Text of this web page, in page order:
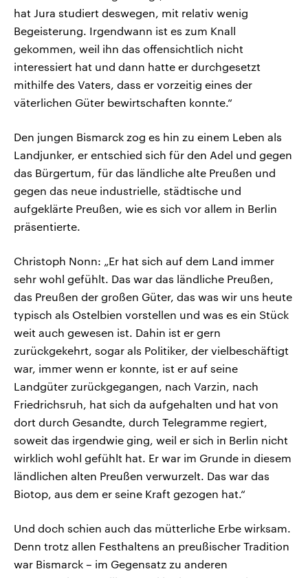
hat Jura studiert deswegen, mit relativ wenig
Begeisterung. Irgendwann ist es zum Knall
gekommen, weil ihn das offensichtlich nicht
interessiert hat und dann hatte er durchgesetzt
mithilfe des Vaters, dass er vorzeitig eines der
väterlichen Güter bewirtschaften konnte.“
Den jungen Bismarck zog es hin zu einem Leben als
Landjunker, er entschied sich für den Adel und gegen
das Bürgertum, für das ländliche alte Preußen und
gegen das neue industrielle, städtische und
aufgeklärte Preußen, wie es sich vor allem in Berlin
präsentierte.
Christoph Nonn: „Er hat sich auf dem Land immer
sehr wohl gefühlt. Das war das ländliche Preußen,
das Preußen der großen Güter, das was wir uns heute
typisch als Ostelbien vorstellen und was es ein Stück
weit auch gewesen ist. Dahin ist er gern
zurückgekehrt, sogar als Politiker, der vielbeschäftigt
war, immer wenn er konnte, ist er auf seine
Landgüter zurückgegangen, nach Varzin, nach
Friedrichsruh, hat sich da aufgehalten und hat von
dort durch Gesandte, durch Telegramme regiert,
soweit das irgendwie ging, weil er sich in Berlin nicht
wirklich wohl gefühlt hat. Er war im Grunde in diesem
ländlichen alten Preußen verwurzelt. Das war das
Biotop, aus dem er seine Kraft gezogen hat.“
Und doch schien auch das mütterliche Erbe wirksam.
Denn trotz allen Festhaltens an preußischer Tradition
war Bismarck – im Gegensatz zu anderen